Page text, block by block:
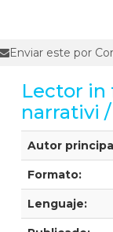
Enviar este por
Lector in
narrativi /
Detalles
Autor
Formato:
Lenguaje: